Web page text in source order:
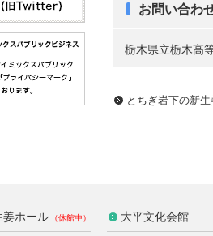
お問い合わ
栃木県立栃木高
とちぎ岩下の新
姜ホール 大平文化会館